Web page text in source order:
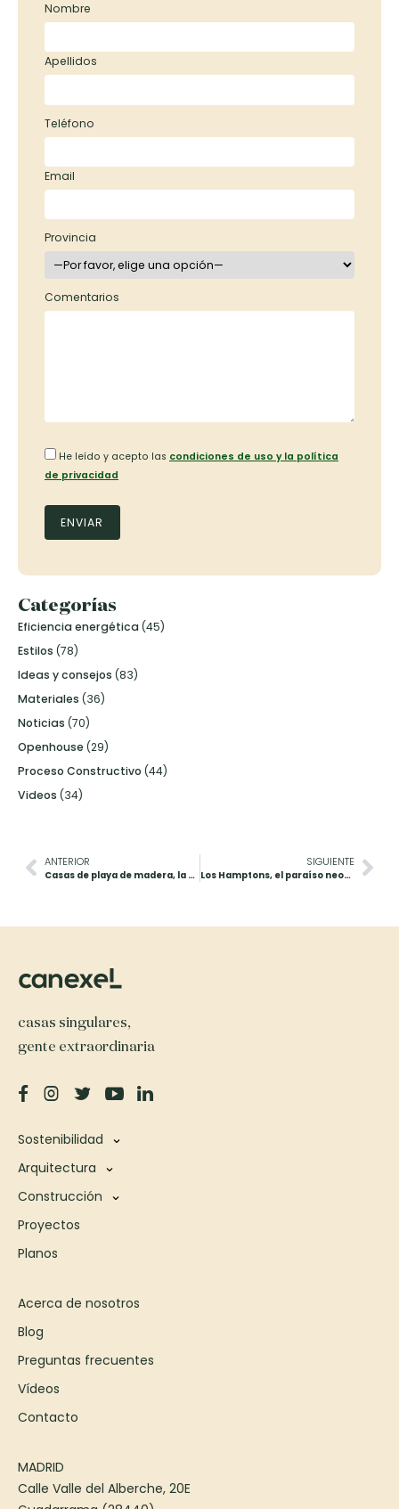
Nombre
Apellidos
Teléfono
Email
Provincia
Comentarios
He leído y acepto las condiciones de uso y la política
de privacidad
Categorías
Eficiencia energética(45)
Estilos (78)
Ideas y consejos (83)
Materiales (36)
Noticias (70)
Openhouse (29)
Proceso Constructivo (44)
Videos (34)
ANTERIOR
Casas de playa de madera, la opción más inteligente
SIGUIENTE
Los Hamptons, el paraíso neoyorquino
casas singulares,
gente extraordinaria
Sostenibilidad
Arquitectura
Construcción
Proyectos
Planos
Acerca de nosotros
Blog
Preguntas frecuentes
Vídeos
Contacto
MADRID
Calle Valle del Alberche, 20E